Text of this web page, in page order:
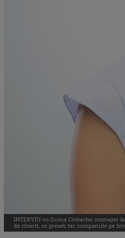
INTERVIU cu Doina Costache, manager
de clienti, ce greseli fac companiile pe